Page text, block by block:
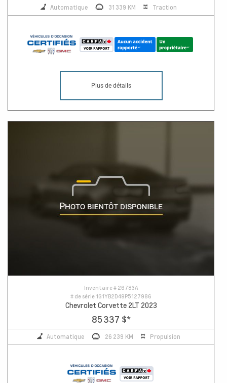
Automatique 31 339 KM Traction
Plus de détails
Inventaire # 26783A
# de série 1G1YB2D49P5127986
Chevrolet Corvette 2LT 2023
85 337 $*
Automatique 26 239 KM Propulsion